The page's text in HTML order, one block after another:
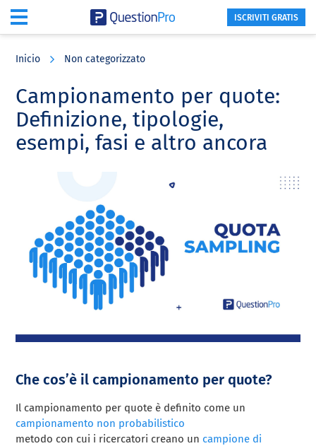
content
sidebar
ISCRIVITI GRATIS
Inicio Non categorizzato
Campionamento per quote:
Definizione, tipologie,
esempi, fasi e altro ancora
Che cos’è il campionamento per quote?
Il campionamento per quote è definito come un
campionamento non probabilistico
metodo con cui i ricercatori creano un campione di